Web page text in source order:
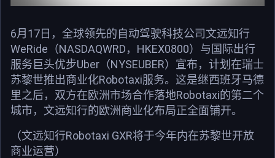
6月17日，全球领先的自动驾驶科技公司文远知行
WeRide（NASDAQWRD，HKEX0800）与国际出行
服务巨头优步Uber（NYSEUBER）宣布，计划在瑞士
苏黎世推出商业化Robotaxi服务。这是继西班牙马德
里之后，双方在欧洲市场合作落地Robotaxi的第二个
城市，文远知行的欧洲商业化布局正全面铺开。
（文远知行Robotaxi GXR将于今年内在苏黎世开放
商业运营）